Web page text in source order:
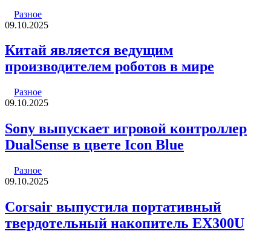
Разное
09.10.2025
Китай является ведущим
производителем роботов в мире
Разное
09.10.2025
Sony выпускает игровой контроллер
DualSense в цвете Icon Blue
Разное
09.10.2025
Corsair выпустила портативный
твердотельный накопитель EX300U